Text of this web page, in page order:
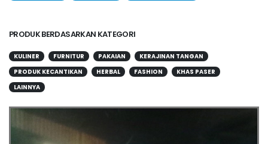
PRODUK BERDASARKAN KATEGORI
KULINER FURNITUR PAKAIAN
KERAJINAN TANGAN
PRODUK KECANTIKAN
HERBAL FASHION
KHAS PASER
LAINNYA